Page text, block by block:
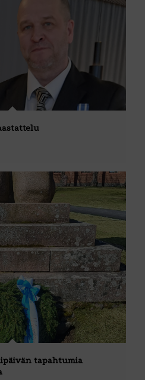
tapahtumia